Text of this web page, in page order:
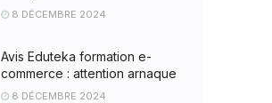
8 DÉCEMBRE 2024
Avis Eduteka formation e-
commerce : attention arnaque
8 DÉCEMBRE 2024